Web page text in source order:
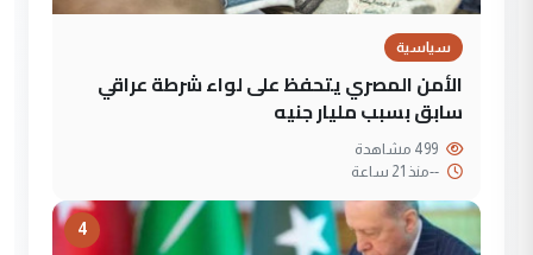
سياسية
الأمن المصري يتحفظ على لواء شرطة عراقي
سابق بسبب مليار جنيه
--منذ 21 ساعة
4